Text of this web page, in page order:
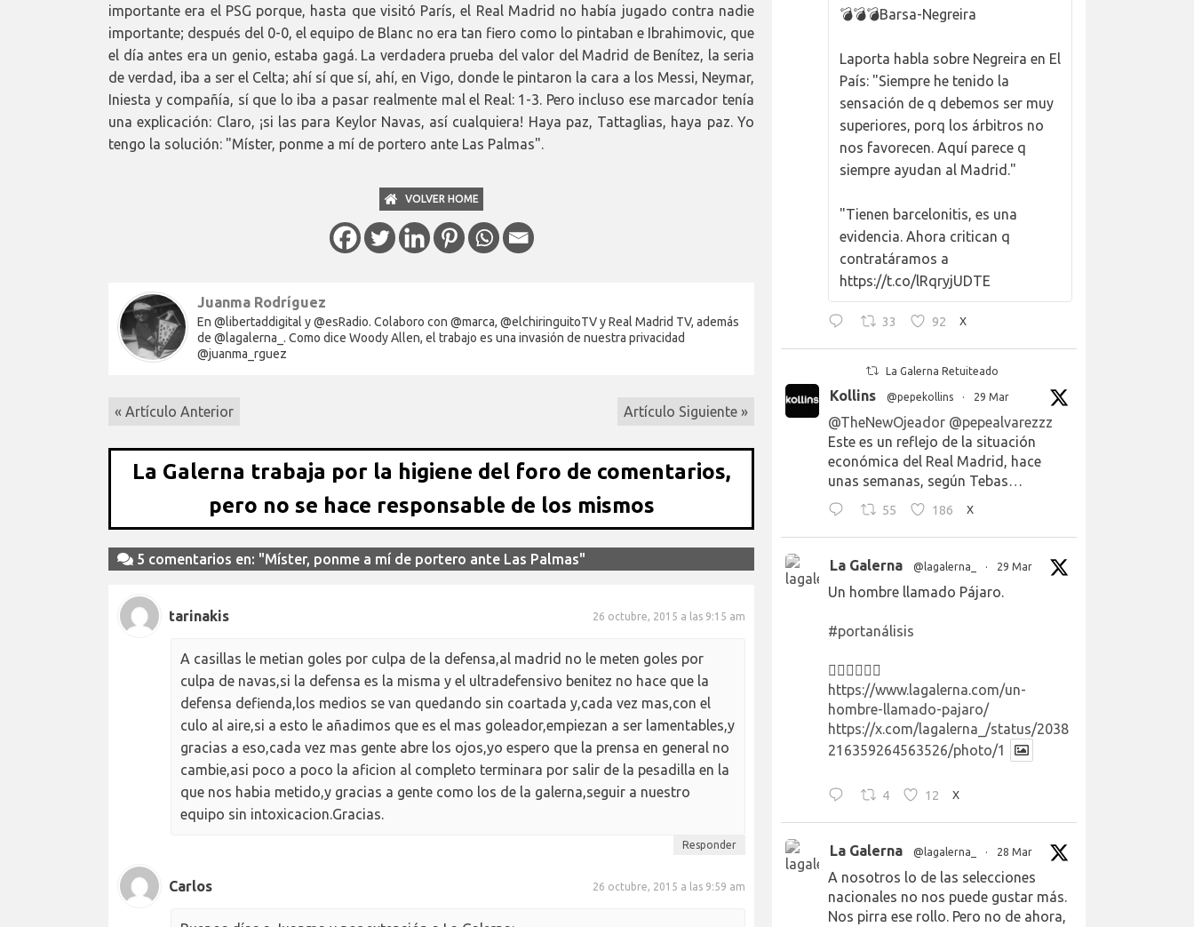
importante era el PSG porque, hasta que visitó París, el Real Madrid no había jugado contra nadie
importante; después del 0-0, el equipo de Blanc no era tan fiero como lo pintaban e Ibrahimovic, que
el día antes era un genio, estaba gagá. La verdadera prueba del valor del Madrid de Benítez, la seria
de verdad, iba a ser el Celta; ahí sí que sí, ahí, en Vigo, donde le pintaron la cara a los Messi, Neymar,
Iniesta y compañía, sí que lo iba a pasar realmente mal el Real: 1-3. Pero incluso ese marcador tenía
una explicación: Claro, ¡si las para Keylor Navas, así cualquiera! Haya paz, Tattaglias, haya paz. Yo
tengo la solución: "Míster, ponme a mí de portero ante Las Palmas".
VOLVER HOME
Juanma Rodríguez
En @libertaddigital y @esRadio. Colaboro con @marca, @elchiringuitoTV y Real Madrid TV, además
de @lagalerna_. Como dice Woody Allen, el trabajo es una invasión de nuestra privacidad
@juanma_rguez
« Artículo Anterior Artículo Siguiente »
La Galerna trabaja por la higiene del foro de comentarios,
pero no se hace responsable de los mismos
5 comentarios en: "Míster, ponme a mí de portero ante Las Palmas"
tarinakis 26 octubre, 2015 a las 9:15 am
A casillas le metian goles por culpa de la defensa,al madrid no le meten goles por
culpa de navas,si la defensa es la misma y el ultradefensivo benitez no hace que la
defensa defienda,los medios se van quedando sin coartada y,cada vez mas,con el
culo al aire,si a esto le añadimos que es el mas goleador,empiezan a ser lamentables,y
gracias a eso,cada vez mas gente abre los ojos,yo espero que la prensa en general no
cambie,asi poco a poco la aficion al completo terminara por salir de la pesadilla en la
que nos habia metido,y gracias a gente como los de la galerna,seguir a nuestro
equipo sin intoxicacion.Gracias.
Responder
Carlos 26 octubre, 2015 a las 9:59 am
💣💣💣Barsa-Negreira
Laporta habla sobre Negreira en El
País: "Siempre he tenido la
sensación de q debemos ser muy
superiores, porq los árbitros no
nos favorecen. Aquí parece q
siempre ayudan al Madrid."
"Tienen barcelonitis, es una
evidencia. Ahora critican q
contratáramos a
https://t.co/lRqryjUDTE
33 92 X
La Galerna Retuiteado
Kollins @pepekollins · 29 Mar
@TheNewOjeador @pepealvarezzz
Este es un reflejo de la situación
económica del Real Madrid, hace
unas semanas, según Tebas…
55 186 X
La Galerna @lagalerna_ · 29 Mar
Un hombre llamado Pájaro.
#portanálisis
👉🏻👉🏻👉🏻
https://www.lagalerna.com/un-
hombre-llamado-pajaro/
https://x.com/lagalerna_/status/2038
216359264563526/photo/1
4 12 X
La Galerna @lagalerna_ · 28 Mar
A nosotros lo de las selecciones
nacionales no nos puede gustar más.
Nos pirra ese rollo. Pero no de ahora,